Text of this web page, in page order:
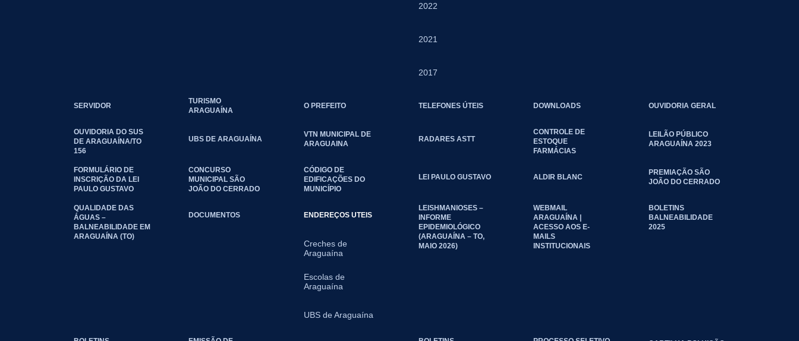
2022
2021
2017
SERVIDOR
TURISMO
ARAGUAÍNA
O PREFEITO TELEFONES ÚTEIS DOWNLOADS OUVIDORIA GERAL
OUVIDORIA DO SUS
DE ARAGUAÍNA/TO
156
UBS DE ARAGUAÍNA
VTN MUNICIPAL DE
ARAGUAINA
RADARES ASTT
CONTROLE DE
ESTOQUE
FARMÁCIAS
LEILÃO PÚBLICO
ARAGUAÍNA 2023
FORMULÁRIO DE
INSCRIÇÃO DA LEI
PAULO GUSTAVO
CONCURSO
MUNICIPAL SÃO
JOÃO DO CERRADO
CÓDIGO DE
EDIFICAÇÕES DO
MUNICÍPIO
LEI PAULO GUSTAVO ALDIR BLANC
PREMIAÇÃO SÃO
JOÃO DO CERRADO
QUALIDADE DAS
ÁGUAS –
BALNEABILIDADE EM
ARAGUAÍNA (TO)
DOCUMENTOS ENDEREÇOS UTEIS
Creches de
Araguaína
Escolas de
Araguaína
UBS de Araguaína
LEISHMANIOSES –
INFORME
EPIDEMIOLÓGICO
(ARAGUAÍNA – TO,
MAIO 2026)
WEBMAIL
ARAGUAÍNA |
ACESSO AOS E-
MAILS
INSTITUCIONAIS
BOLETINS
BALNEABILIDADE
2025